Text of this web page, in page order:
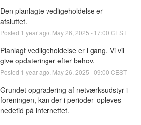
Den planlagte vedligeholdelse er
afsluttet.
Posted 1 year ago. May26 2025 - 17:00 CEST
Planlagt vedligeholdelse er i gang. Vi vil
give opdateringer efter behov.
Posted 1 year ago. May26 2025 -09:00 CEST
Grundet opgradering af netværksudstyr i
foreningen, kan der i perioden opleves
nedetid på internettet.